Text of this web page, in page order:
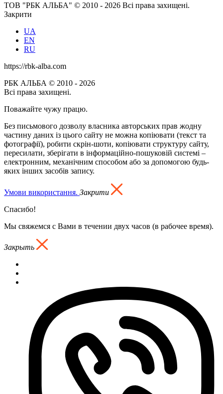
ТОВ "РБК АЛЬБА" © 2010 - 2026 Всі права захищені.
Закрити
UA
EN
RU
https://rbk-alba.com
РБК АЛЬБА © 2010 - 2026
Всі права захищені.
Поважайте чужу працю.
Без письмового дозволу власника авторських прав жодну
частину даних із цього сайту не можна копіювати (текст та
фотографії), робити скрін-шоти, копіювати структуру сайту,
пересилати, зберігати в інформаційно-пошуковій системі –
електронним, механічним способом або за допомогою будь-
яких інших засобів запису.
Умови використання. Закрити
Спасибо!
Мы свяжемся с Вами в течении двух часов (в рабочее время).
Закрыть